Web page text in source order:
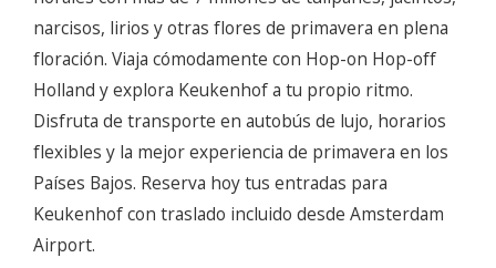
narcisos, lirios y otras flores de primavera en plena
floración. Viaja cómodamente con Hop-on Hop-off
Holland y explora Keukenhof a tu propio ritmo.
Disfruta de transporte en autobús de lujo, horarios
flexibles y la mejor experiencia de primavera en los
Países Bajos. Reserva hoy tus entradas para
Keukenhof con traslado incluido desde Amsterdam
Airport.